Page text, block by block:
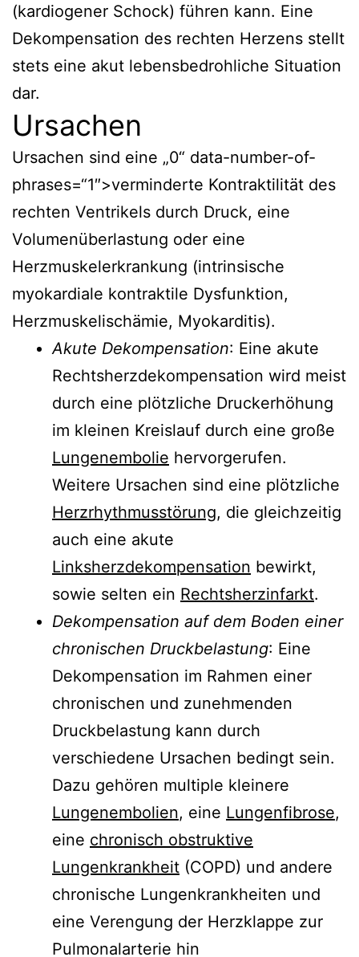
(kardiogener Schock) führen kann. Eine
Dekompensation des rechten Herzens stellt
stets eine akut lebensbedrohliche Situation
dar.
Ursachen
Ursachen sind eine „0“ data-number-of-
phrases=“1″>verminderte Kontraktilität des
rechten Ventrikels durch Druck, eine
Volumenüberlastung oder eine
Herzmuskelerkrankung (intrinsische
myokardiale kontraktile Dysfunktion,
Herzmuskelischämie, Myokarditis).
Akute Dekompensation: Eine akute
Rechtsherzdekompensation wird meist
durch eine plötzliche Druckerhöhung
im kleinen Kreislauf durch eine große
Lungenembolie hervorgerufen.
Weitere Ursachen sind eine plötzliche
Herzrhythmusstörung, die gleichzeitig
auch eine akute
Linksherzdekompensation bewirkt,
sowie selten ein Rechtsherzinfarkt.
Dekompensation auf dem Boden einer
chronischen Druckbelastung: Eine
Dekompensation im Rahmen einer
chronischen und zunehmenden
Druckbelastung kann durch
verschiedene Ursachen bedingt sein.
Dazu gehören multiple kleinere
Lungenembolien, eine Lungenfibrose,
eine chronisch obstruktive
Lungenkrankheit (COPD) und andere
chronische Lungenkrankheiten und
eine Verengung der Herzklappe zur
Pulmonalarterie hin